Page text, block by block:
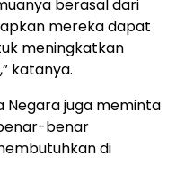
berasal dari
mereka dapat
meningkatkan
katanya.
Negara juga meminta
benar
di